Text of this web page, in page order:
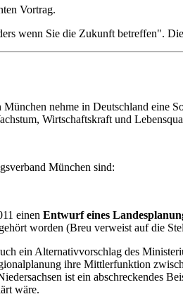
Vortrag.
wenn Sie die Zukunft betreffen".
nehme in Deutschland eine
Wirtschaftskraft und
München sind:
einen Entwurf eines
worden (Breu verweist auf die
ein Alternativvorschlag des
ihre Mittlerfunktion
ist ein abschreckendes
wäre.